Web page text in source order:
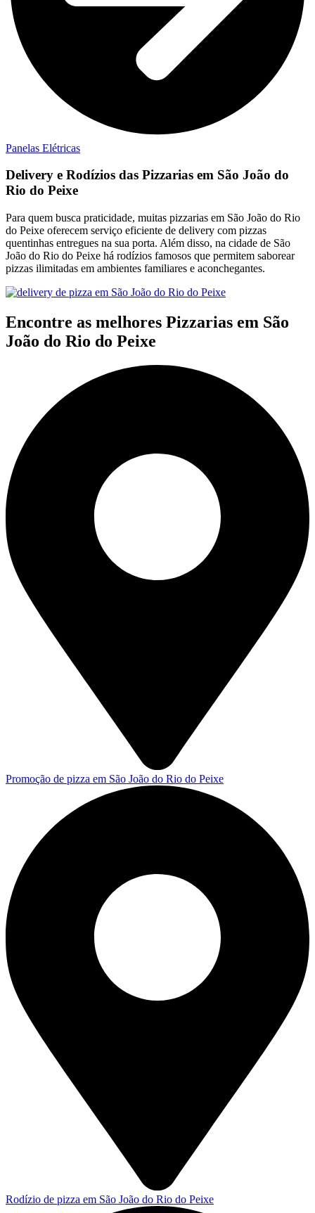
Panelas Elétricas
Delivery e Rodízios das Pizzarias em São João do
Rio do Peixe
Para quem busca praticidade, muitas pizzarias em São João do Rio
do Peixe oferecem serviço eficiente de delivery com pizzas
quentinhas entregues na sua porta. Além disso, na cidade de São
João do Rio do Peixe há rodízios famosos que permitem saborear
pizzas ilimitadas em ambientes familiares e aconchegantes.
Encontre as melhores Pizzarias em São
João do Rio do Peixe
Promoção de pizza em São João do Rio do Peixe
Rodízio de pizza em São João do Rio do Peixe